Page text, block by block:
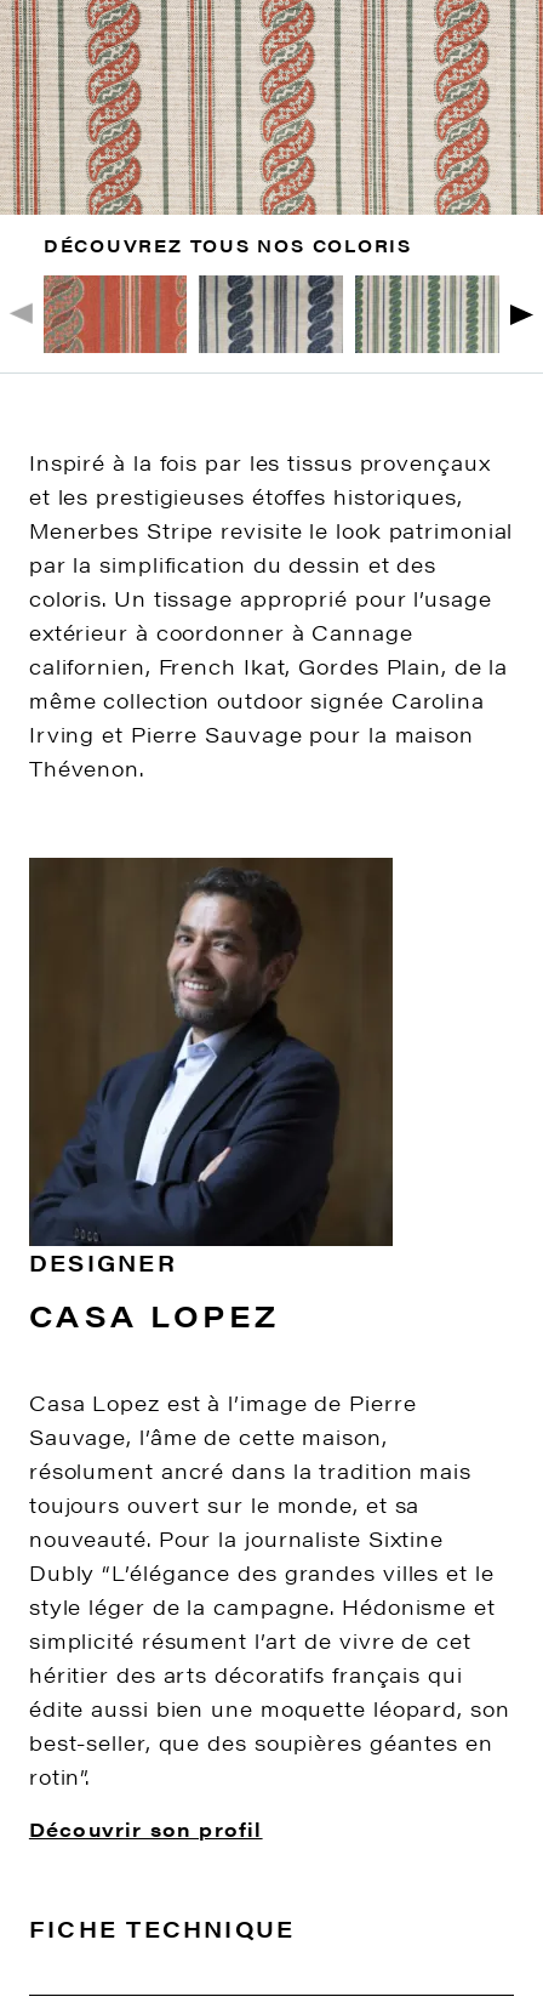
DÉCOUVREZ TOUS NOS COLORIS
Inspiré à la fois par les tissus provençaux
et les prestigieuses étoffes historiques,
Menerbes Stripe revisite le look patrimonial
par la simplification du dessin et des
coloris. Un tissage approprié pour l’usage
extérieur à coordonner à Cannage
californien, French Ikat, Gordes Plain, de la
même collection outdoor signée Carolina
Irving et Pierre Sauvage pour la maison
Thévenon.
DESIGNER
CASA LOPEZ
Casa Lopez est à l’image de Pierre
Sauvage, l’âme de cette maison,
résolument ancré dans la tradition mais
toujours ouvert sur le monde, et sa
nouveauté. Pour la journaliste Sixtine
Dubly “L’élégance des grandes villes et le
style léger de la campagne. Hédonisme et
simplicité résument l’art de vivre de cet
héritier des arts décoratifs français qui
édite aussi bien une moquette léopard, son
best-seller, que des soupières géantes en
rotin”.
Découvrir son profil
FICHE TECHNIQUE